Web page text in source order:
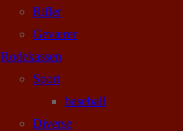
Rifler
Geværer
Rodekassen
Sport
baseball
Diverse